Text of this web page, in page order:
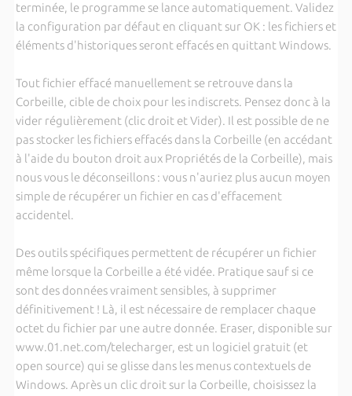
terminée, le programme se lance automatiquement. Validez
la configuration par défaut en cliquant sur OK : les fichiers et
éléments d'historiques seront effacés en quittant Windows.
Tout fichier effacé manuellement se retrouve dans la
Corbeille, cible de choix pour les indiscrets. Pensez donc à la
vider régulièrement (clic droit et Vider). Il est possible de ne
pas stocker les fichiers effacés dans la Corbeille (en accédant
à l'aide du bouton droit aux Propriétés de la Corbeille), mais
nous vous le déconseillons : vous n'auriez plus aucun moyen
simple de récupérer un fichier en cas d'effacement
accidentel.
Des outils spécifiques permettent de récupérer un fichier
même lorsque la Corbeille a été vidée. Pratique sauf si ce
sont des données vraiment sensibles, à supprimer
définitivement ! Là, il est nécessaire de remplacer chaque
octet du fichier par une autre donnée. Eraser, disponible sur
www.01.net.com/telecharger, est un logiciel gratuit (et
open source) qui se glisse dans les menus contextuels de
Windows. Après un clic droit sur la Corbeille, choisissez la